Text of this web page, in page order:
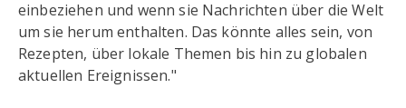
einbeziehen und wenn sie Nachrichten über die Welt
um sie herum enthalten. Das könnte alles sein, von
Rezepten, über lokale Themen bis hin zu globalen
aktuellen Ereignissen."